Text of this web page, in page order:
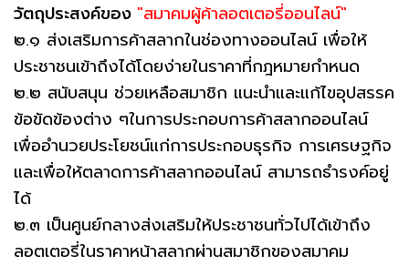
วัตถุประสงค์ของ "สมาคมผู้ค้าลอตเตอรี่ออนไลน์"
๒.๑ ส่งเสริมการค้าสลากในช่องทางออนไลน์ เพื่อให้
ประชาชนเข้าถึงได้โดยง่ายในราคาที่กฎหมายกําหนด
๒.๒ สนับสนุน ช่วยเหลือสมาชิก แนะนําและแก้ไขอุปสรรค
ข้อขัดข้องต่าง ๆในการประกอบการค้าสลากออนไลน์
เพื่ออํานวยประโยชน์แก่การประกอบธุรกิจ การเศรษฐกิจ
และเพื่อให้ตลาดการค้าสลากออนไลน์ สามารถธํารงค์อยู่
ได้
๒.๓ เป็นศูนย์กลางส่งเสริมให้ประชาชนทั่วไปได้เข้าถึง
ลอตเตอรี่ในราคาหน้าสลากผ่านสมาชิกของสมาคม